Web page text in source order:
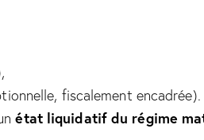
fiscalement encadrée).
état liquidatif du régime